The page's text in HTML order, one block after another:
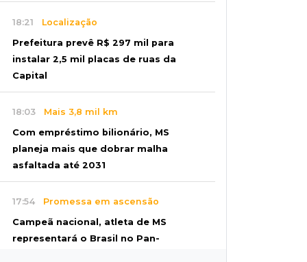
18:21 Localização
Prefeitura prevê R$ 297 mil para
instalar 2,5 mil placas de ruas da
Capital
18:03 Mais 3,8 mil km
Com empréstimo bilionário, MS
planeja mais que dobrar malha
asfaltada até 2031
17:54 Promessa em ascensão
Campeã nacional, atleta de MS
representará o Brasil no Pan-